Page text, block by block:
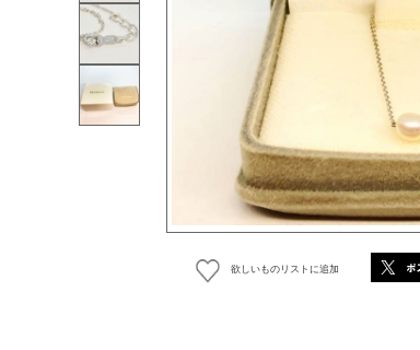
欲しいものリストに追加